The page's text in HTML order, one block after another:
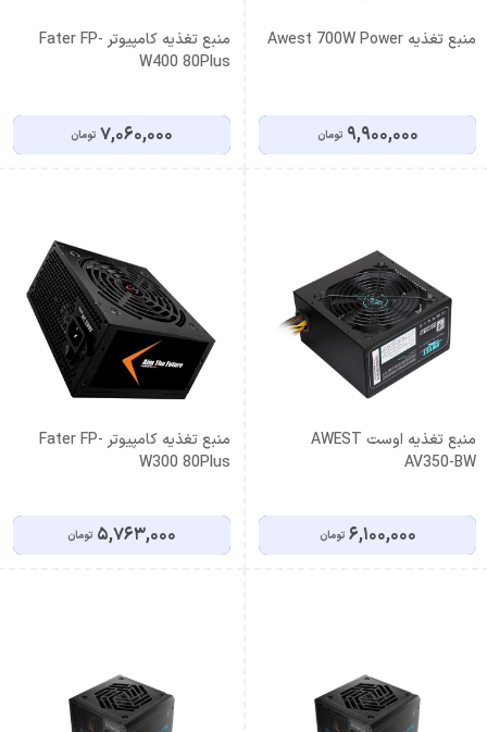
منبع تغذیه Awest 700W Power
9,900,000 تومان
منبع تغذیه کامپیوتر Fater FP-
W400 80Plus
7,060,000 تومان
منبع تغذیه اوست AWEST
AV350-BW
6,100,000 تومان
منبع تغذیه کامپیوتر Fater FP-
W300 80Plus
5,763,000 تومان